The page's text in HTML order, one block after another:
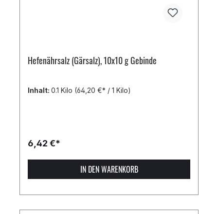
Hefenährsalz (Gärsalz), 10x10 g Gebinde
Inhalt: 0.1 Kilo (64,20 €* / 1 Kilo)
6,42 €*
IN DEN WARENKORB